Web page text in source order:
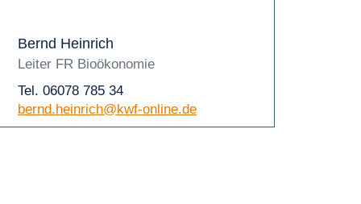
Bernd Heinrich
Leiter FR Bioökonomie
Tel. 06078 785 34
bernd.heinrich@kwf-online.de